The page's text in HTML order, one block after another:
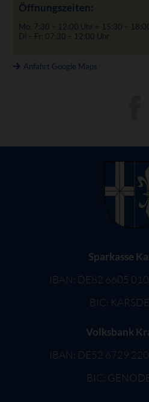
Öffnungszeiten:
Mo: 7:30 – 12:00 Uhr + 15:30 –
Di – Fr: 07:30 – 12:00 Uhr
Anfahrt Google Maps
Sparkasse
IBAN: DE82 6605
BIC:
Volksbank
IBAN: DE52 6729
BIC: